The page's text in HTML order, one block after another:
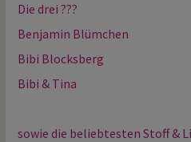
Die drei ???
Benjamin Blümchen
Bibi Blocksberg
Bibi & Tina
sowie die beliebtesten Stoff &